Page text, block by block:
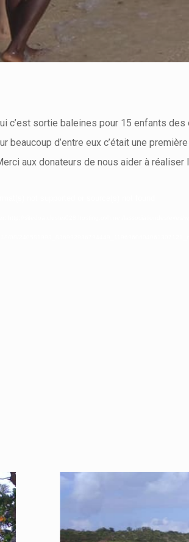
c’est sortie baleines pour 15 enfants
beaucoup d’entre eux c’était une
aux donateurs de nous aider à réaliser